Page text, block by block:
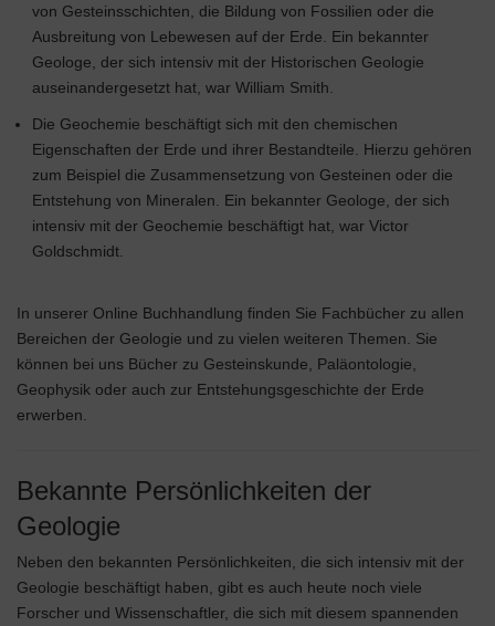
von Gesteinsschichten, die Bildung von Fossilien oder die
Ausbreitung von Lebewesen auf der Erde. Ein bekannter
Geologe, der sich intensiv mit der Historischen Geologie
auseinandergesetzt hat, war William Smith.
Die Geochemie beschäftigt sich mit den chemischen
Eigenschaften der Erde und ihrer Bestandteile. Hierzu gehören
zum Beispiel die Zusammensetzung von Gesteinen oder die
Entstehung von Mineralen. Ein bekannter Geologe, der sich
intensiv mit der Geochemie beschäftigt hat, war Victor
Goldschmidt.
In unserer Online Buchhandlung finden Sie Fachbücher zu allen
Bereichen der Geologie und zu vielen weiteren Themen. Sie
können bei uns Bücher zu Gesteinskunde, Paläontologie,
Geophysik oder auch zur Entstehungsgeschichte der Erde
erwerben.
Bekannte Persönlichkeiten der
Geologie
Neben den bekannten Persönlichkeiten, die sich intensiv mit der
Geologie beschäftigt haben, gibt es auch heute noch viele
Forscher und Wissenschaftler, die sich mit diesem spannenden